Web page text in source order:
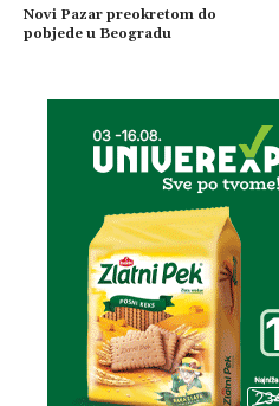
Novi Pazar preokretom do
pobjede u Beogradu